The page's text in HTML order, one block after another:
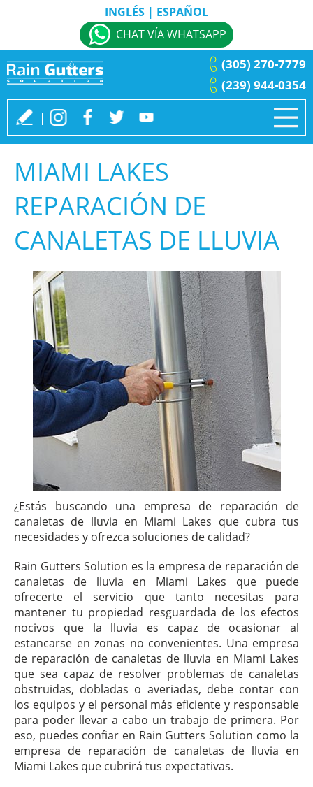
INGLÉS | ESPAÑOL
CHAT VÍA WHATSAPP
(239) 944-0354
(305) 270-7779
MIAMI LAKES
REPARACIÓN DE
CANALETAS DE LLUVIA
¿Estás buscando una empresa de reparación de
canaletas de lluvia en Miami Lakes que cubra tus
necesidades y ofrezca soluciones de calidad?
Rain Gutters Solution es la empresa de reparación de
canaletas de lluvia en Miami Lakes que puede
ofrecerte el servicio que tanto necesitas para
mantener tu propiedad resguardada de los efectos
nocivos que la lluvia es capaz de ocasionar al
estancarse en zonas no convenientes. Una empresa
de reparación de canaletas de lluvia en Miami Lakes
que sea capaz de resolver problemas de canaletas
obstruidas, dobladas o averiadas, debe contar con
los equipos y el personal más eficiente y responsable
para poder llevar a cabo un trabajo de primera. Por
eso, puedes confiar en Rain Gutters Solution como la
empresa de reparación de canaletas de lluvia en
Miami Lakes que cubrirá tus expectativas.